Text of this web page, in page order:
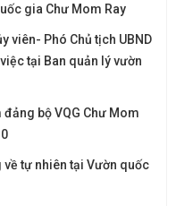
gia Chư Mom Ray
viên- Phó Chủ tịch UBND
tại Ban quản lý vườn
bộ VQG Chư Mom
về tự nhiên tại Vườn quốc